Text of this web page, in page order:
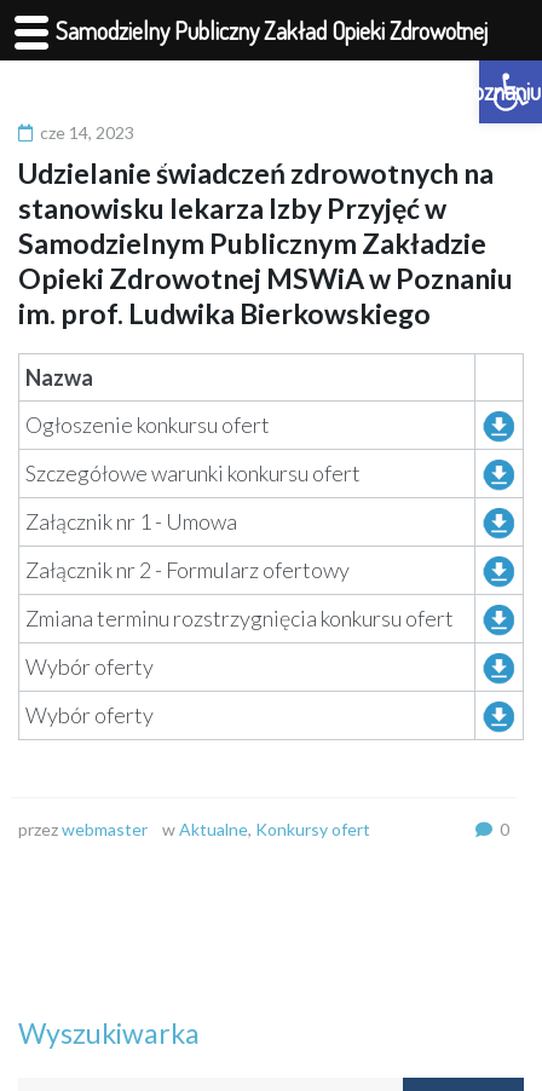
cze 14, 2023
Udzielanie świadczeń zdrowotnych na
stanowisku lekarza Izby Przyjęć w
Samodzielnym Publicznym Zakładzie
Opieki Zdrowotnej MSWiA w Poznaniu
im. prof. Ludwika Bierkowskiego
Nazwa
Ogłoszenie konkursu ofert
Szczegółowe warunki konkursu ofert
Załącznik nr 1 - Umowa
Załącznik nr 2 - Formularz ofertowy
Zmiana terminu rozstrzygnięcia konkursu ofert
Wybór oferty
Wybór oferty
przezwebmaster wAktualne, Konkursy ofert 0
Wyszukiwarka
Samodzielny Publiczny Zakład Opieki Zdrowotnej
Ministerstwa Spraw Wewnętrznych i Administracji w Poznaniu